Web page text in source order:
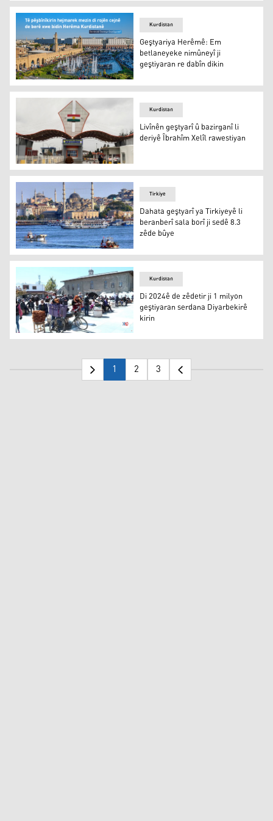
Geştyariya Herêmê: Em betlaneyeke nimûneyî ji
Kurdistan
Geştyariya Herêmê: Em
betlaneyeke nimûneyî ji
geştiyaran re dabîn dikin
Deriyê Sinorî yê Îbrahîm Xelîl
Kurdistan
Livînên geştyarî û bazirganî li
deriyê Îbrahîm Xelîl rawestiyan
Dahata geştyarî ya Tirkiyeyê li beranberî sala borî ji
Tirkiye
Dahata geştyarî ya Tirkiyeyê li
beranberî sala borî ji sedê 8.3
zêde bûye
Di 2024ê de zêdetir ji 1 milyon geştiyaran serdana
Kurdistan
Di 2024ê de zêdetir ji 1 milyon
geştiyaran serdana Diyarbekirê
kirin
1 2 3